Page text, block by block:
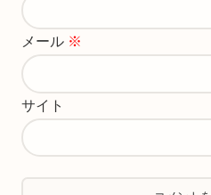
メール ※
サイト